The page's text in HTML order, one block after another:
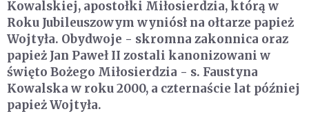
Kowalskiej, apostołki Miłosierdzia, którą w
Roku Jubileuszowym wyniósł na ołtarze papież
Wojtyła. Obydwoje - skromna zakonnica oraz
papież Jan Paweł II zostali kanonizowani w
święto Bożego Miłosierdzia - s. Faustyna
Kowalska w roku 2000, a czternaście lat później
papież Wojtyła.